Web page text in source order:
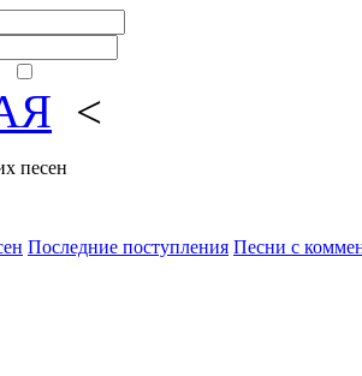
<
песен
Последние поступления Песни с